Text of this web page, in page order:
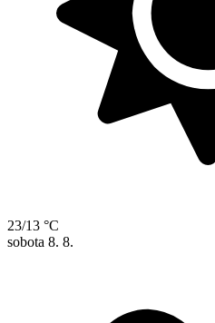
23/13 °C
sobota 8. 8.